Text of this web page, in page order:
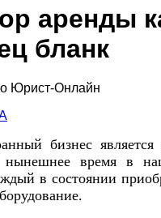
аренды
бланк
Юрист-Онлайн
бизнес
нынешнее время в
в состоянии